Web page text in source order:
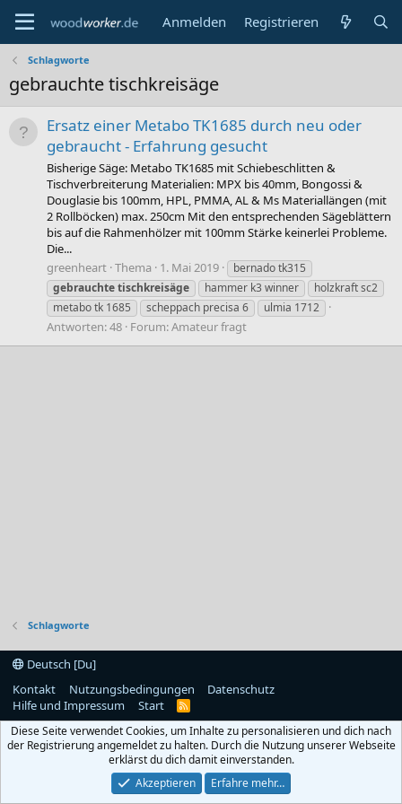
Anmelden Registrieren
Schlagworte
gebrauchte tischkreisäge
Ersatz einer Metabo TK1685 durch neu oder
gebraucht - Erfahrung gesucht
Bisherige Säge: Metabo TK1685 mit Schiebeschlitten &
Tischverbreiterung Materialien: MPX bis 40mm, Bongossi &
Douglasie bis 100mm, HPL, PMMA, AL & Ms Materiallängen (mit
2 Rollböcken) max. 250cm Mit den entsprechenden Sägeblättern
bis auf die Rahmenhölzer mit 100mm Stärke keinerlei Probleme.
Die...
greenheart Thema 1. Mai 2019
bernado tk315
gebrauchtetischkreisäge hammer k3 winner
holzkraft sc2
metabo tk 1685
scheppach precisa 6 ulmia 1712
Antworten: 48 Forum:Amateur fragt
Schlagworte
Deutsch [Du]
Kontakt
Nutzungsbedingungen
Datenschutz
Hilfe und Impressum
Start
R
S
Diese Seite verwendet Cookies, um Inhalte zu personalisieren und dich nach
der Registrierung angemeldet zu halten. Durch die Nutzung unserer Webseite
erklärst du dich damit einverstanden.
Akzeptieren
Erfahre mehr…